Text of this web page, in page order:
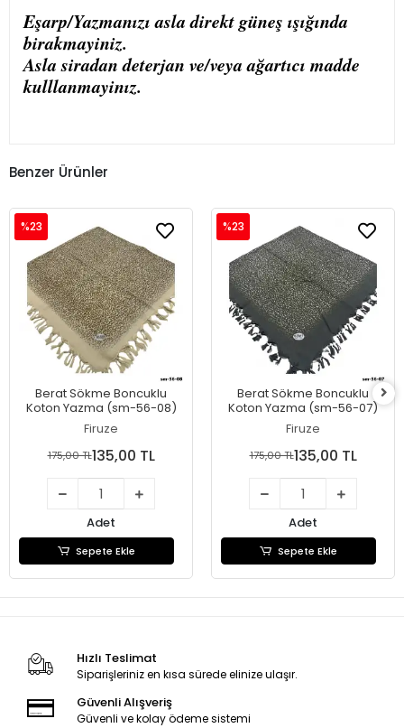
Eşarp/Yazmanızı asla direkt güneş ışığında
birakmayiniz.
Asla siradan deterjan ve/veya ağartıcı madde
kulllanmayinız.
Benzer Ürünler
Berat Sökme Boncuklu
Koton Yazma (sm-56-08)
Firuze
%23
175,00 TL135,00 TL
Adet
Sepete Ekle
Berat Sökme Boncuklu
Koton Yazma (sm-56-07)
Firuze
%23
175,00 TL135,00 TL
Adet
Sepete Ekle
Hızlı Teslimat
Siparişleriniz en kısa sürede elinize ulaşır.
Güvenli Alışveriş
Güvenli ve kolay ödeme sistemi